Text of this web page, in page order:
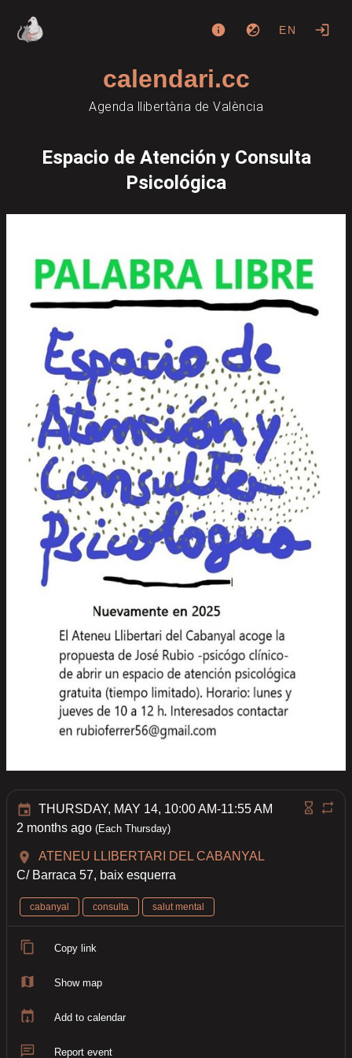
EN
calendari.cc
Agenda llibertària de València
Espacio de Atención y Consulta
Psicológica
THURSDAY, MAY 14, 10:00 AM-11:55 AM
2 months ago (Each Thursday)
ATENEU LLIBERTARI DEL CABANYAL
C/ Barraca 57, baix esquerra
cabanyal consulta salut mental
Copy link
Show map
Add to calendar
Report event